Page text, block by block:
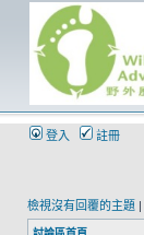
登入 註冊
檢視沒有回覆的主題 |